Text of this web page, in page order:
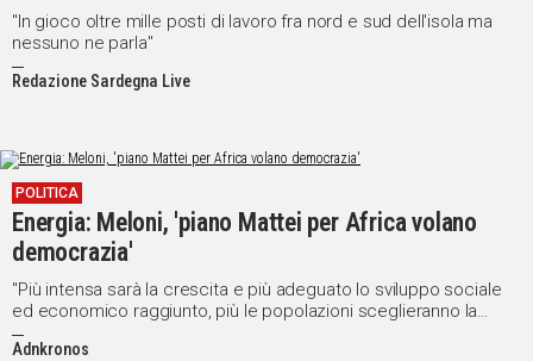
"In gioco oltre mille posti di lavoro fra nord e sud dell'isola ma
nessuno ne parla"
Redazione Sardegna Live
POLITICA
Energia: Meloni, 'piano Mattei per Africa volano
democrazia'
"Più intensa sarà la crescita e più adeguato lo sviluppo sociale
ed economico raggiunto, più le popolazioni sceglieranno la
democrazia"
Adnkronos